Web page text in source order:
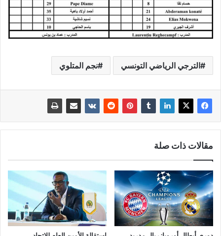
الترجي الرياضي التونسي نجم المتلوي
مقالات ذات صلة